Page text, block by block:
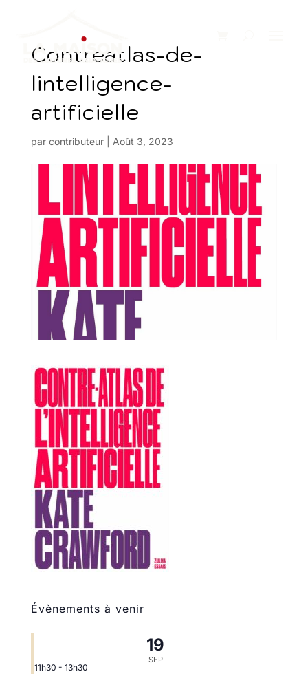
Contreatlas-de-
lintelligence-
artificielle
par contributeur| Août 3, 2023
Évènements à venir
19
SEP
11h30 - 13h30